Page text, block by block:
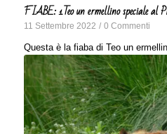
FIABE: 1Teo un ermellino speciale al
11 Settembre 2022 / 0 Commenti
Questa è la fiaba di Teo un